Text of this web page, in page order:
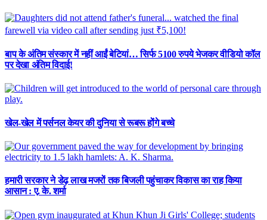
बाप के अंतिम संस्कार में नहीं आईं बेटियां… सिर्फ 5100 रुपये भेजकर वीडियो कॉल
पर देखा अंतिम विदाई!
खेल-खेल में पर्सनल केयर की दुनिया से रूबरू होंगे बच्चे
हमारी सरकार ने डेढ़ लाख मजरों तक बिजली पहुंचाकर विकास का राह किया
आसान : ए. के. शर्मा